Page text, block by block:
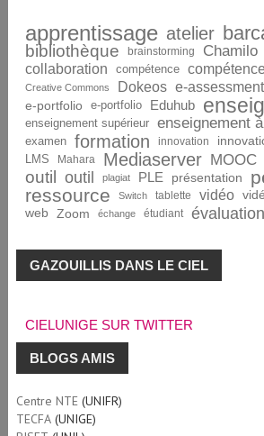
apprentissage atelier
bibliothèque brainstorming Chamilo
collaboration compétence
Creative Commons Dokeos e-assessment
e-portfolio e-portfolio Eduhub
enseignement supérieur enseignement
examen formation innovation
LMS Mahara Mediaserver MOOC
outil outil plagiat PLE présentation
ressource
Switch tablette vidéo
web
Zoom échange étudiant évaluation
GAZOUILLIS DANS LE CIEL
CIELUNIGE SUR TWITTER
BLOGS AMIS
Centre NTE(UNIFR)
TECFA(UNIGE)